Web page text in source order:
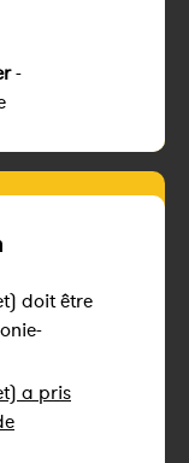
-
doit être
a pris